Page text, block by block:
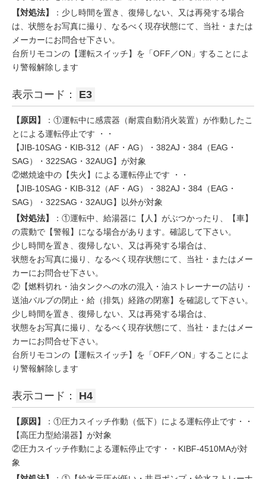
【対処法】
：少し時間を置き、復帰しない、又は再発する場合
は、状態をお写真に撮り、なるべく現存状態にて、当社・または
メーカーにお問合せ下さい。
台所リモコンの【運転スイッチ】を「OFF／ON」することによ
り警報解除します
表示コード： E3
【原因】
：①運転中に感震器（耐震自動消火装置）が作動したこ
とによる運転停止です ・・
【JIB-10SAG・KIB-312（AF・AG）・382AJ・384（EAG・
SAG）・322SAG・32AUG】が対象
②燃焼途中の【失火】による運転停止です ・・
【JIB-10SAG・KIB-312（AF・AG）・382AJ・384（EAG・
SAG）・322SAG・32AUG】以外が対象
【対処法】
：①運転中、給湯器に【人】がぶつかったり、【車】
の震動で【警報】になる場合があります。確認して下さい。
少し時間を置き、復帰しない、又は再発する場合は、
状態をお写真に撮り、なるべく現存状態にて、当社・またはメー
カーにお問合せ下さい。
②【燃料切れ・油タンクへの水の混入・油ストレーナーの詰り・
送油バルブの閉止・給（排気）経路の閉塞】を確認して下さい。
少し時間を置き、復帰しない、又は再発する場合は、
状態をお写真に撮り、なるべく現存状態にて、当社・またはメー
カーにお問合せ下さい。
台所リモコンの【運転スイッチ】を「OFF／ON」することによ
り警報解除します
表示コード： H4
【原因】
：①圧力スイッチ作動（低下）による運転停止です・・
【高圧力型給湯器】が対象
②圧力スイッチ作動による運転停止です・・KIBF-4510MAが対
象